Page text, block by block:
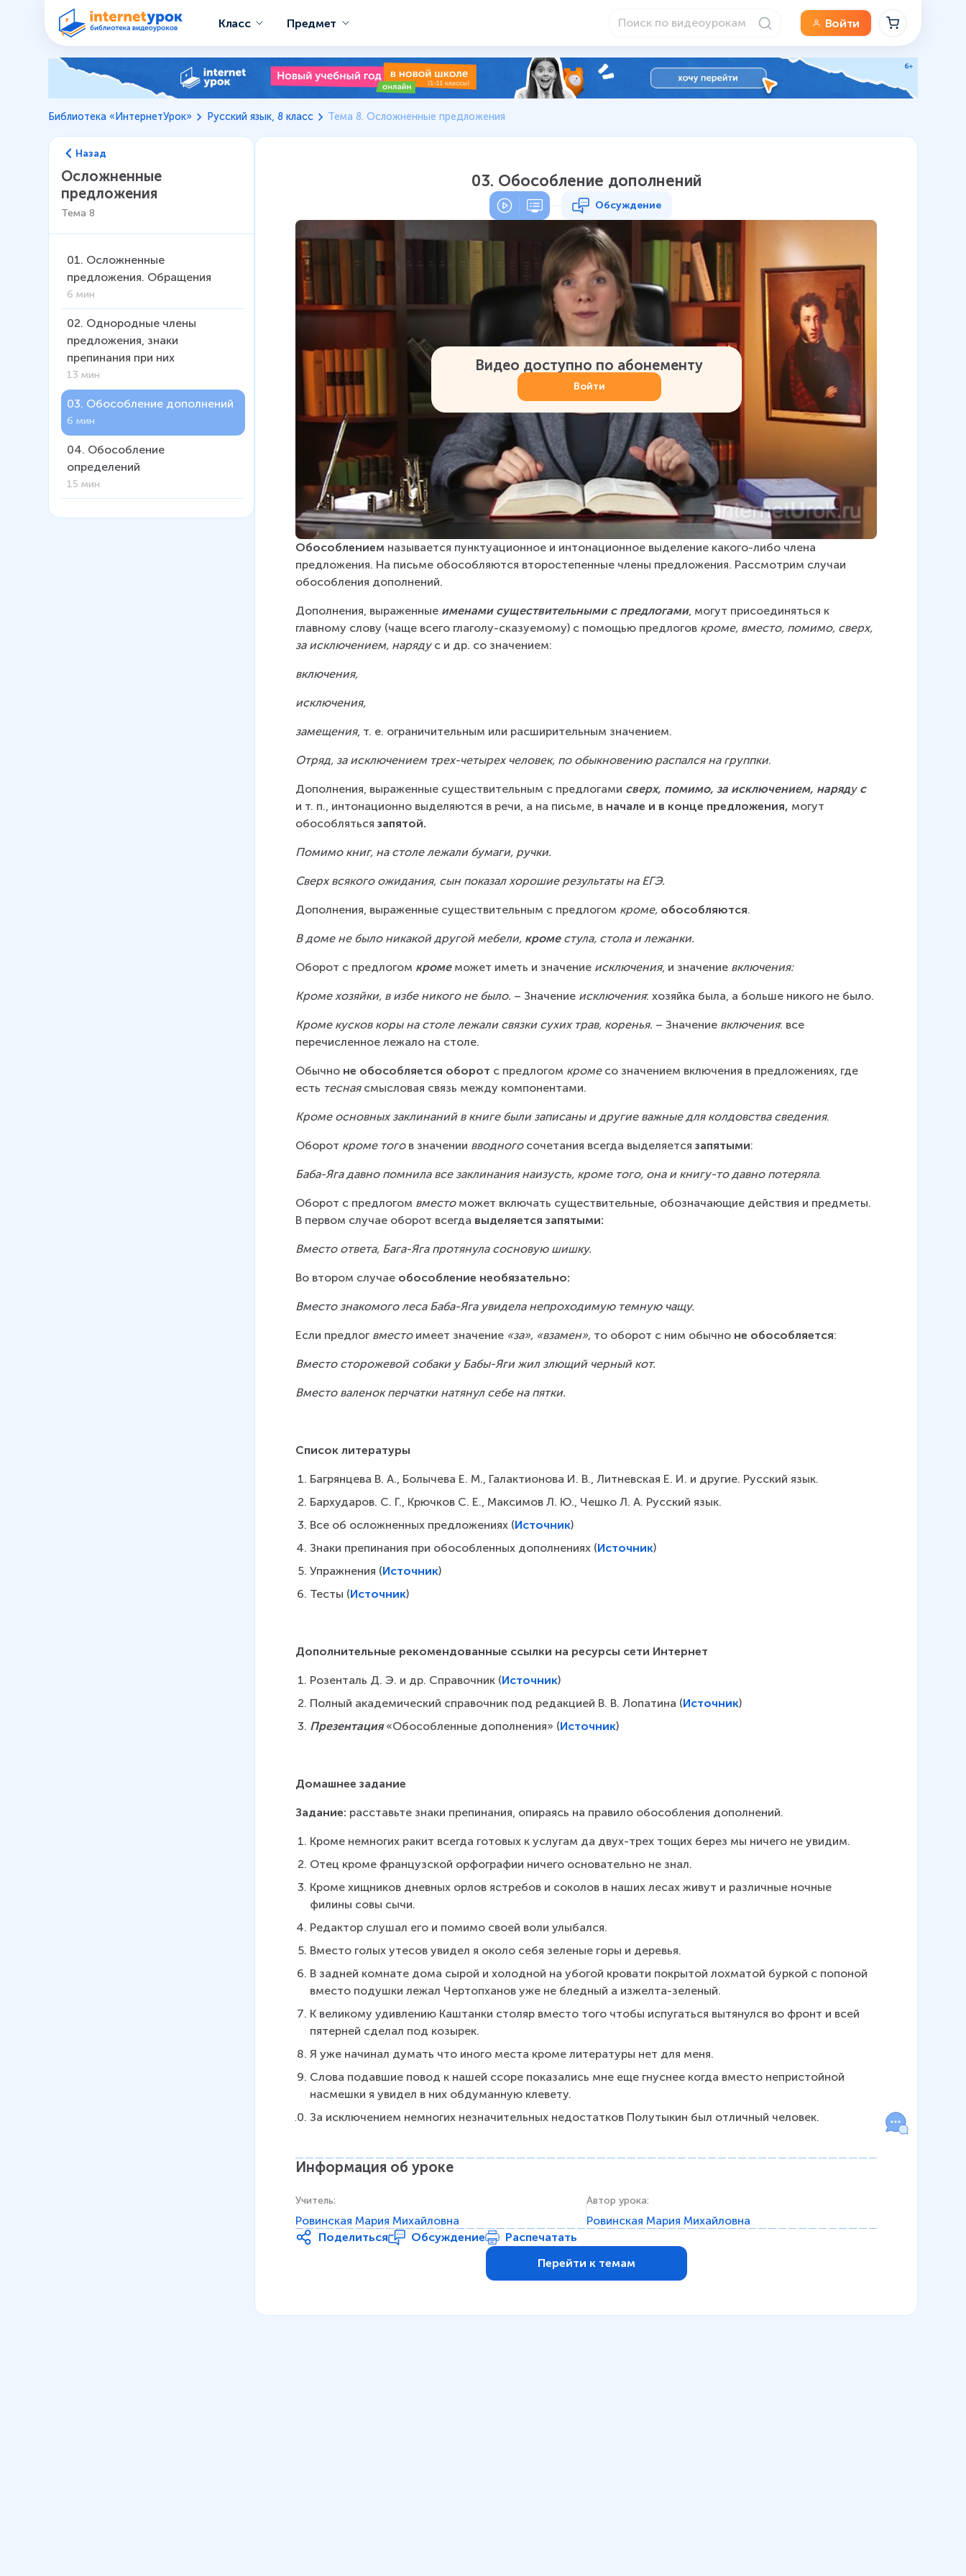
Класс Предмет Войти
Библиотека «ИнтернетУрок» Русский язык, 8 класс Тема 8. Осложненные предложения
Назад
Осложненные
предложения
Тема 8
01. Осложненные
предложения. Обращения
6 мин
02. Однородные члены
предложения, знаки
препинания при них
13 мин
03. Обособление дополнений
6 мин
04. Обособление
определений
15 мин
03. Обособление дополнений
Обсуждение
Видео доступно по абонементу
Войти
Обособлением называется пунктуационное и интонационное выделение какого-либо члена
предложения. На письме обособляются второстепенные члены предложения. Рассмотрим случаи
обособления дополнений.
Дополнения, выраженные именами существительными с предлогами, могут присоединяться к
главному слову (чаще всего глаголу-сказуемому) с помощью предлогов кроме, вместо, помимо, сверх,
за исключением, наряду с и др. со значением:
включения,
исключения,
замещения, т. е. ограничительным или расширительным значением.
Отряд, за исключением трех-четырех человек, по обыкновению распался на группки.
Дополнения, выраженные существительным с предлогами сверх, помимо, за исключением, наряду с
и т. п., интонационно выделяются в речи, а на письме, в начале и в конце предложения, могут
обособляться запятой.
Помимо книг, на столе лежали бумаги, ручки.
Сверх всякого ожидания, сын показал хорошие результаты на ЕГЭ.
Дополнения, выраженные существительным с предлогом кроме, обособляются.
В доме не было никакой другой мебели, кроме стула, стола и лежанки.
Оборот с предлогом кроме может иметь и значение исключения, и значение включения:
Кроме хозяйки, в избе никого не было. – Значение исключения: хозяйка была, а больше никого не было.
Кроме кусков коры на столе лежали связки сухих трав, коренья. – Значение включения: все
перечисленное лежало на столе.
Обычно не обособляется оборот с предлогом кроме со значением включения в предложениях, где
есть тесная смысловая связь между компонентами.
Кроме основных заклинаний в книге были записаны и другие важные для колдовства сведения.
Оборот кроме того в значении вводного сочетания всегда выделяется запятыми:
Баба-Яга давно помнила все заклинания наизусть, кроме того, она и книгу-то давно потеряла.
Оборот с предлогом вместо может включать существительные, обозначающие действия и предметы.
В первом случае оборот всегда выделяется запятыми:
Вместо ответа, Бага-Яга протянула сосновую шишку.
Во втором случае обособление необязательно:
Вместо знакомого леса Баба-Яга увидела непроходимую темную чащу.
Если предлог вместо имеет значение «за», «взамен», то оборот с ним обычно не обособляется:
Вместо сторожевой собаки у Бабы-Яги жил злющий черный кот.
Вместо валенок перчатки натянул себе на пятки.
Список литературы
Багрянцева В. А., Болычева Е. М., Галактионова И. В., Литневская Е. И. и другие. Русский язык.
Бархударов. С. Г., Крючков С. Е., Максимов Л. Ю., Чешко Л. А. Русский язык.
Все об осложненных предложениях (Источник)
Знаки препинания при обособленных дополнениях (Источник)
Упражнения (Источник)
Тесты (Источник)
Дополнительные рекомендованные ссылки на ресурсы сети Интернет
Розенталь Д. Э. и др. Справочник (Источник)
Полный академический справочник под редакцией В. В. Лопатина (Источник)
Презентация «Обособленные дополнения» (Источник)
Домашнее задание
Задание: расставьте знаки препинания, опираясь на правило обособления дополнений.
Кроме немногих ракит всегда готовых к услугам да двух-трех тощих берез мы ничего не увидим.
Отец кроме французской орфографии ничего основательно не знал.
Кроме хищников дневных орлов ястребов и соколов в наших лесах живут и различные ночные
филины совы сычи.
Редактор слушал его и помимо своей воли улыбался.
Вместо голых утесов увидел я около себя зеленые горы и деревья.
В задней комнате дома сырой и холодной на убогой кровати покрытой лохматой буркой с попоной
вместо подушки лежал Чертопханов уже не бледный а изжелта-зеленый.
К великому удивлению Каштанки столяр вместо того чтобы испугаться вытянулся во фронт и всей
пятерней сделал под козырек.
Я уже начинал думать что иного места кроме литературы нет для меня.
Слова подавшие повод к нашей ссоре показались мне еще гнуснее когда вместо непристойной
насмешки я увидел в них обдуманную клевету.
За исключением немногих незначительных недостатков Полутыкин был отличный человек.
Информация об уроке
Учитель:
Ровинская Мария Михайловна
Автор урока:
Ровинская Мария Михайловна
Поделиться
Обсуждение
Распечатать
Перейти к темам